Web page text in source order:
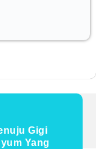
Gigi
Yang